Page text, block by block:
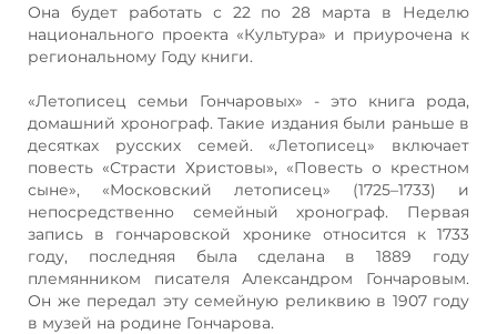
Она будет работать с 22 по 28 марта в Неделю
национального проекта «Культура» и приурочена к
региональному Году книги.
«Летописец семьи Гончаровых» - это книга рода,
домашний хронограф. Такие издания были раньше в
десятках русских семей. «Летописец» включает
повесть «Страсти Христовы», «Повесть о крестном
сыне», «Московский летописец» (1725–1733) и
непосредственно семейный хронограф. Первая
запись в гончаровской хронике относится к 1733
году, последняя была сделана в 1889 году
племянником писателя Александром Гончаровым.
Он же передал эту семейную реликвию в 1907 году
в музей на родине Гончарова.